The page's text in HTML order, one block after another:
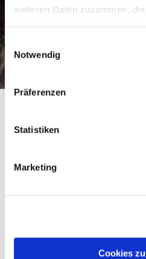
weiteren Daten zusammen,
Einwilligungsauswahl
Notwendig
Präferenzen
Statistiken
Marketing
Cookies
Tradition ist unser Ursprung. Da kommen wir her. Es
niemanden überholen, wenn man in seine Fußstapfen